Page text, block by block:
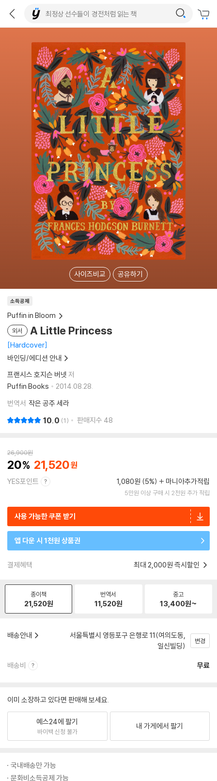
사이즈비교 공유하기
소득공제
Puffin in Bloom
외서 A Little Princess
Hardcover
바인딩/에디션 안내
프랜시스 호지슨 버넷 저
Puffin Books
2014.08.28.
번역서 작은 공주 세라
10.0 1 판매지수 48
26,900원
20 21,520
YES포인트 1,080원 (5%) 마니아추가적립
5만원 이상 구매 시 2천원 추가 적립
사용 가능한 쿠폰 받기
앱 다운 시 1천원 상품권
결제혜택 최대 2,000원 즉시할인
종이책
21,520원
번역서
11,520원
중고
13,400원~
배송안내
서울특별시 영등포구 은행로 11(여의도동,
일신빌딩)
변경
배송비 무료
이미 소장하고 있다면 판매해 보세요.
예스24에 팔기
바이백 신청 불가
내 가게에서 팔기
국내배송만 가능
문화비소득공제 가능